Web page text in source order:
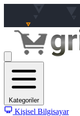
Kategoriler
Kişisel Bilgisayar